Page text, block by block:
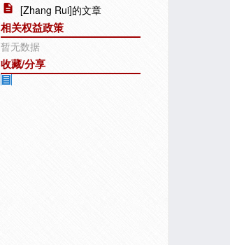
[Zhang Rui]的文章
相关权益政策
暂无数据
收藏/分享